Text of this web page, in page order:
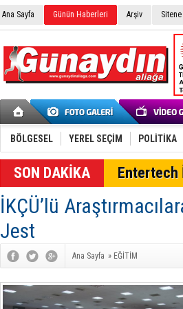
Ana Sayfa Günün Haberleri Arşiv
BÖLGESEL YEREL SEÇİM POLİTİKA
SON DAKİKA Entertech
İKÇÜ’lü
Jest
Ana Sayfa » EĞİTİM